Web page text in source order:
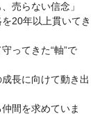
売らない信念」
20年以上貫いてき
ってきた“軸”で
長に向けて動き出
間を求めていま